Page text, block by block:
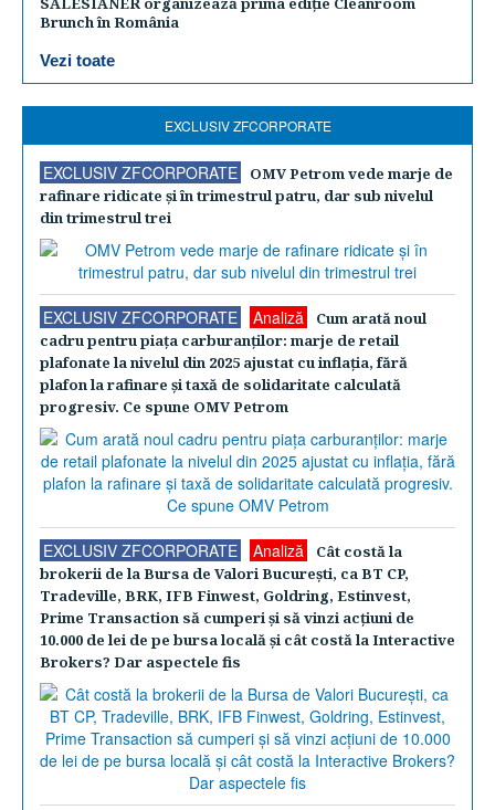
Brunch în România
Vezi toate
EXCLUSIV ZFCORPORATE
EXCLUSIV ZFCORPORATE
OMV Petrom vede marje de
rafinare ridicate şi în trimestrul patru, dar sub nivelul
din trimestrul trei
EXCLUSIV ZFCORPORATE Analiză
Cum arată noul
cadru pentru piaţa carburanţilor: marje de retail
plafonate la nivelul din 2025 ajustat cu inflaţia, fără
plafon la rafinare şi taxă de solidaritate calculată
progresiv. Ce spune OMV Petrom
EXCLUSIV ZFCORPORATE Analiză
Cât costă la
brokerii de la Bursa de Valori Bucureşti, ca BT CP,
Tradeville, BRK, IFB Finwest, Goldring, Estinvest,
Prime Transaction să cumperi şi să vinzi acţiuni de
10.000 de lei de pe bursa locală şi cât costă la Interactive
Brokers? Dar aspectele fis